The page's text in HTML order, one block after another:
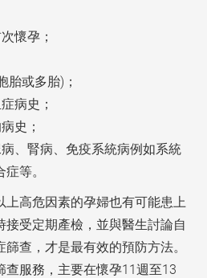
懷孕；
或多胎)；
病史；
史；
、腎病、免疫系統病例如系統
等。
上高危因素的孕婦也有可能患上
接受定期產檢，並與醫生討論自
查，才是最有效的預防方法。
查服務，主要在懷孕11週至13